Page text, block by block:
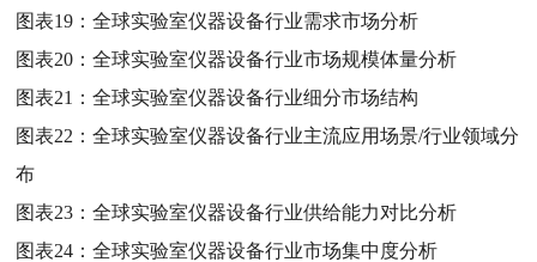
图表19：全球实验室仪器设备行业需求市场分析
图表20：全球实验室仪器设备行业市场规模体量分析
图表21：全球实验室仪器设备行业细分市场结构
图表22：全球实验室仪器设备行业主流应用场景/行业领域分
布
图表23：全球实验室仪器设备行业供给能力对比分析
图表24：全球实验室仪器设备行业市场集中度分析